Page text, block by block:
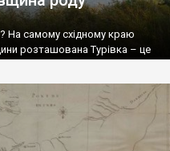
На самому східному краю
розташована Турівка – це
в історії України, і
у Турівці Тут мешкав і
Маркевич ( р.ж. […]